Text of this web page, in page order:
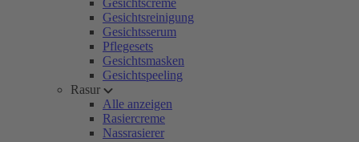
Gesichtscreme
Gesichtsreinigung
Gesichtsserum
Pflegesets
Gesichtsmasken
Gesichtspeeling
Rasur
Alle anzeigen
Rasiercreme
Nassrasierer